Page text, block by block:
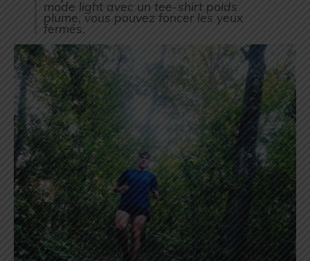
mode light avec un tee-shirt poids
plume, vous pouvez foncer les yeux
fermés.